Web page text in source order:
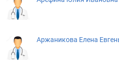
Аржаникова Елена